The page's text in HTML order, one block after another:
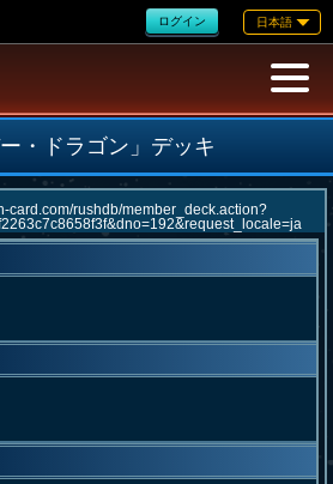
ログイン 日本語
ー・ドラゴン」デッキ